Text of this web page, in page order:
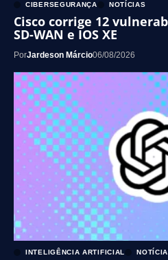
CIBERSEGURANÇA NOTÍCIAS
Cisco corrige 12
SD-WAN e IOS XE
PorJardeson Márcio06/08/2026
INTELIGÊNCIA ARTIFICIAL